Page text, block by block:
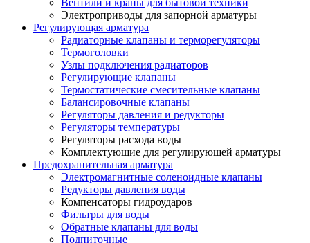
Вентили и краны для бытовой техники
Электроприводы для запорной арматуры
Регулирующая арматура
Радиаторные клапаны и терморегуляторы
Термоголовки
Узлы подключения радиаторов
Регулирующие клапаны
Термостатические смесительные клапаны
Балансировочные клапаны
Регуляторы давления и редукторы
Регуляторы температуры
Регуляторы расхода воды
Комплектующие для регулирующей арматуры
Предохранительная арматура
Электромагнитные соленоидные клапаны
Редукторы давления воды
Компенсаторы гидроударов
Фильтры для воды
Обратные клапаны для воды
Подпиточные